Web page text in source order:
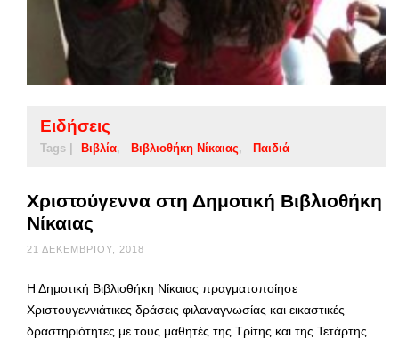
Ειδήσεις
Tags | Βιβλία Βιβλιοθήκη Νίκαιας Παιδιά
Χριστούγεννα στη Δημοτική Βιβλιοθήκη
Νίκαιας
21 ΔΕΚΕΜΒΡΊΟΥ, 2018
Η Δημοτική Βιβλιοθήκη Νίκαιας πραγματοποίησε
Χριστουγεννιάτικες δράσεις φιλαναγνωσίας και εικαστικές
δραστηριότητες με τους μαθητές της Τρίτης και της Τετάρτης